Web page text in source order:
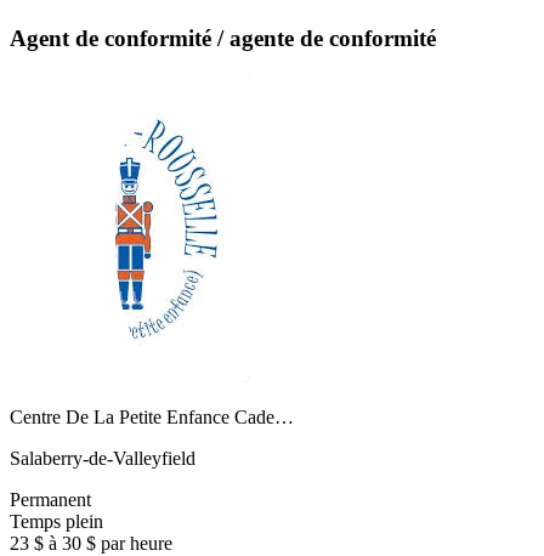
Agent de conformité / agente de conformité
Centre De La Petite Enfance Cade…
Salaberry-de-Valleyfield
Permanent
Temps plein
23 $ à 30 $ par heure